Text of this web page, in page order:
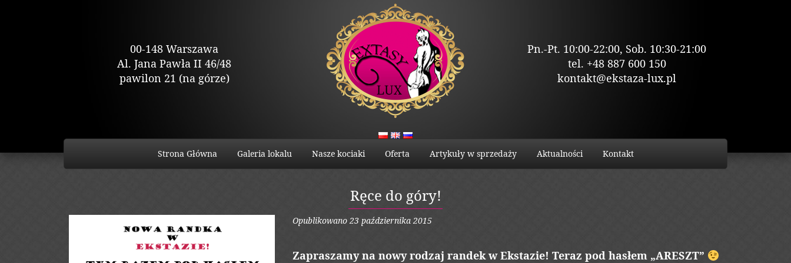
00-148 Warszawa
Al. Jana Pawła II 46/48
pawilon 21 (na górze)
Pn.-Pt. 10:00-22:00, Sob. 10:30-21:00
tel. +48 887 600 150
kontakt@ekstaza-lux.pl
Strona Główna Galeria lokalu Nasze kociaki Oferta Artykuły w sprzedaży Aktualności Kontakt
Ręce do góry!
Opublikowano 23 października 2015
Zapraszamy na nowy rodzaj randek w Ekstazie! Teraz pod hasłem „ARESZT”